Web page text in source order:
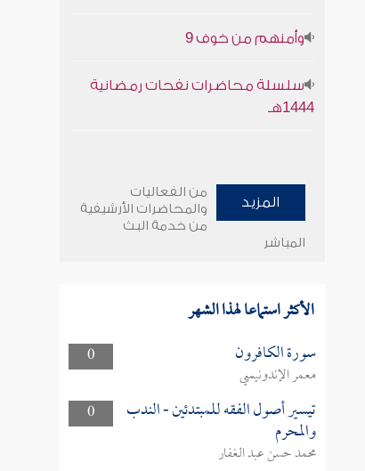
وأمنهم من خوف 9
سلسلة محاضرات نفحات رمضانية
1444هـ
المزيد
من الفعاليات
والمحاضرات الأرشيفية
من خدمة البث
المباشر
الأكثر استماعا لهذا الشهر
0 سورة الكافرون
معمر الإندونيسي
0
تيسير أصول الفقه للمبتدئين - الندب
والمحرم
محمد حسن عبد الغفار